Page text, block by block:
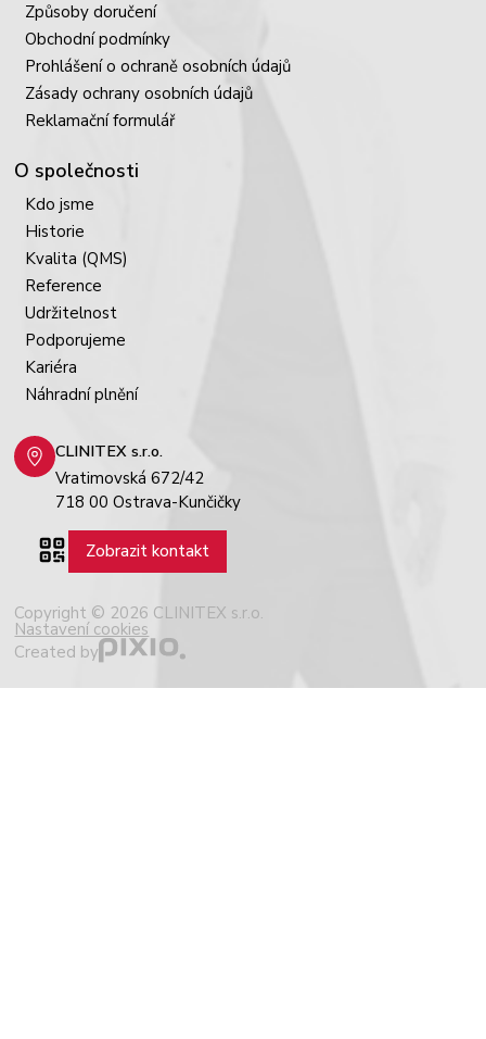
Způsoby doručení
Obchodní podmínky
Prohlášení o ochraně osobních údajů
Zásady ochrany osobních údajů
Reklamační formulář
O společnosti
Kdo jsme
Historie
Kvalita (QMS)
Reference
Udržitelnost
Podporujeme
Kariéra
Náhradní plnění
CLINITEX s.r.o.
Vratimovská 672/42
718 00 Ostrava-Kunčičky
Zobrazit kontakt
Copyright © 2026 CLINITEX s.r.o.
Nastavení cookies
Created by